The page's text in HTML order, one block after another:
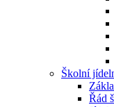
Školní
Řád